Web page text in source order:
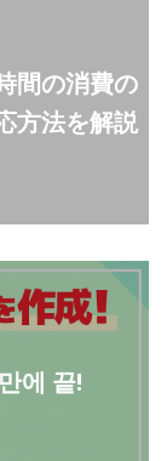
間の消費の
方法を解説
에 끝!